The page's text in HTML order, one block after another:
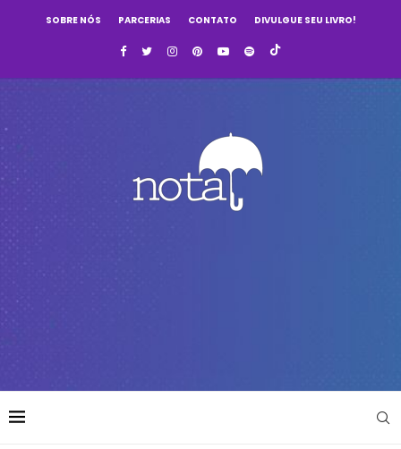
SOBRE NÓS PARCERIAS CONTATO DIVULGUE SEU LIVRO!